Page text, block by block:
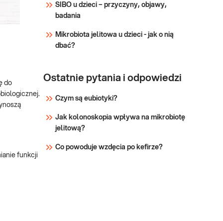
do
funkcji
oparciu o unikatową
nanoporowego,
gatunków.
Sprawdź
SIBO u dzieci – przyczyny, objawy,
badania
Mikrobiota jelitowa u dzieci - jak o nią
dbać?
Ostatnie pytania i odpowiedzi
Czym są eubiotyki?
Jak kolonoskopia wpływa na mikrobiotę
jelitową?
Co powoduje wzdęcia po kefirze?